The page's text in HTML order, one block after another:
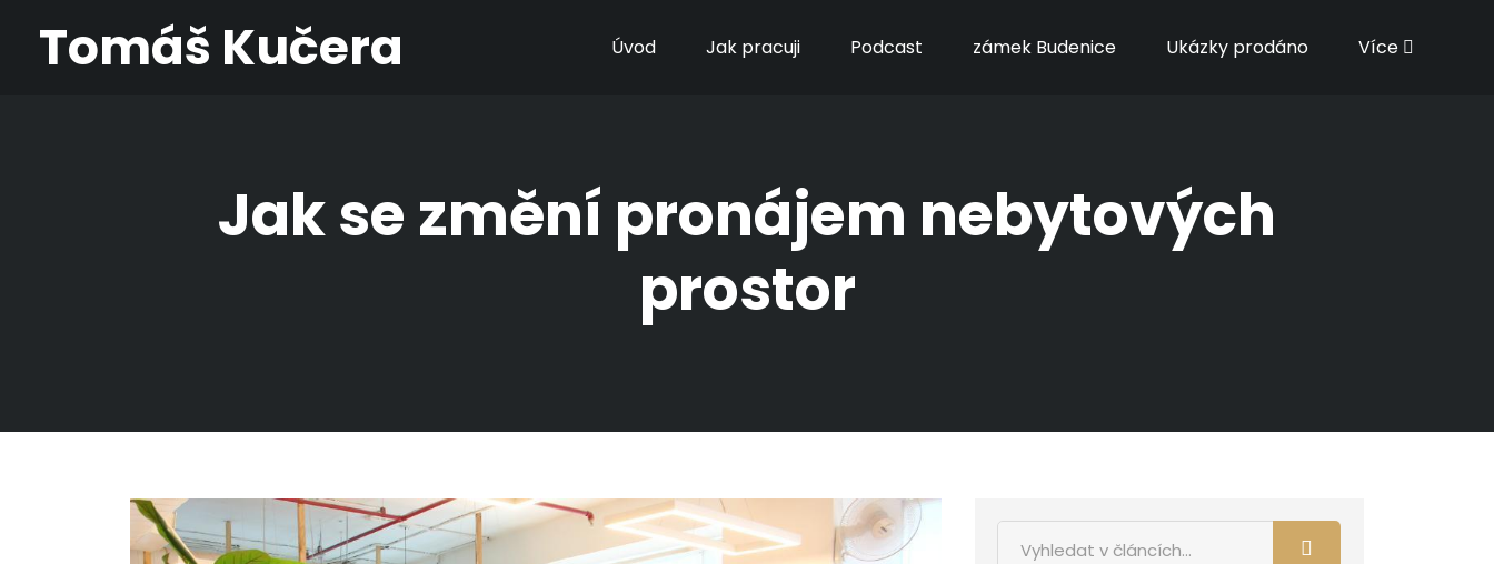
Tomáš Kučera Úvod Jak pracuji Podcast zámek Budenice Ukázky prodáno Více
Jak se změní pronájem nebytových
prostor